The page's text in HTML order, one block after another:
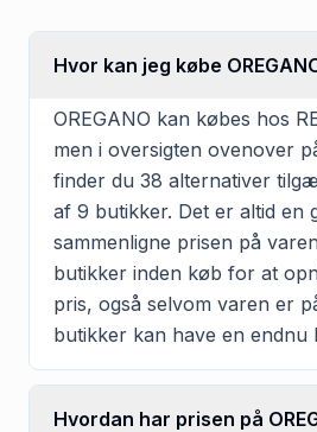
Hvor kan jeg købe
OREGANO kan købes hos
men i oversigten ovenover
finder du 38 alternativer
af 9 butikker. Det er altid en
sammenligne prisen på
butikker inden køb for at
pris, også selvom varen er
butikker kan have en endnu
Hvordan har prisen på